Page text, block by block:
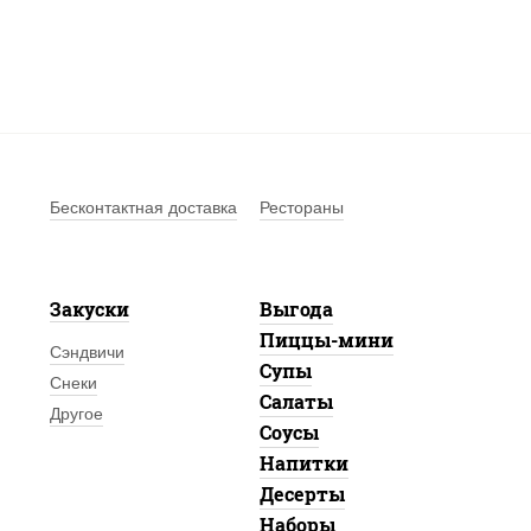
меню вы найдете другие блюда разных кухонь
- вкусная пицца на заказ с доставкой стала
никогда!
Бесконтактная доставка
Рестораны
Закуски
Сэндвичи
Снеки
Другое
Выгода
Пиццы-мини
Супы
Салаты
Соусы
Напитки
Десерты
Наборы